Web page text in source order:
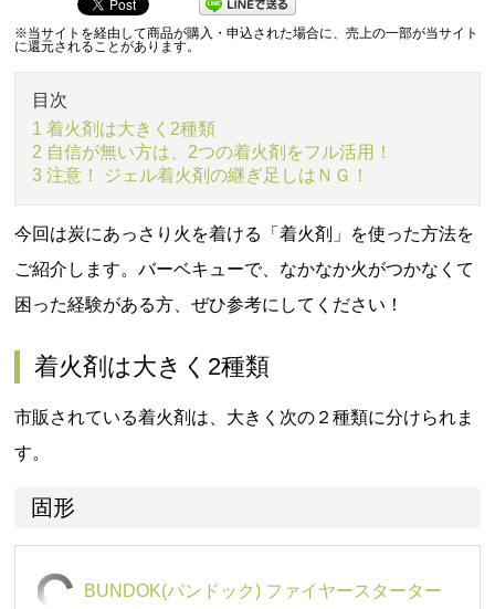
※当サイトを経由して商品が購入・申込された場合に、売上の一部が当サイト
に還元されることがあります。
目次
1 着火剤は大きく2種類
2 自信が無い方は、2つの着火剤をフル活用！
3 注意！ ジェル着火剤の継ぎ足しはＮＧ！
今回は炭にあっさり火を着ける「着火剤」を使った方法を
ご紹介します。バーベキューで、なかなか火がつかなくて
困った経験がある方、ぜひ参考にしてください！
着火剤は大きく2種類
市販されている着火剤は、大きく次の２種類に分けられま
す。
固形
BUNDOK(バンドック) ファイヤースターター